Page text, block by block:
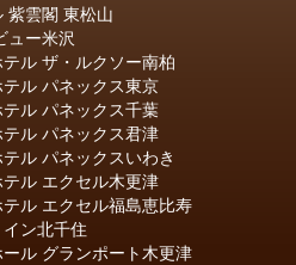
紫雲閣 東松山
ュー米沢
ル ザ・ルクソー南柏
ル パネックス東京
ル パネックス千葉
ル パネックス君津
ル パネックスいわき
ル エクセル木更津
ル エクセル福島恵比寿
ン北千住
ル グランポート木更津